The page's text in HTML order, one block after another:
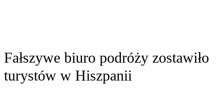
Fałszywe biuro podróży zostawiło
turystów w Hiszpanii